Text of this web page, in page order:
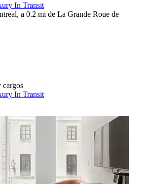
In Transit
a 0.2 mi de La Grande Roue de
cargos
In Transit